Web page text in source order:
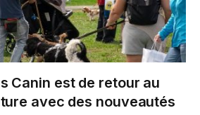
Canin est de retour au
avec des nouveautés